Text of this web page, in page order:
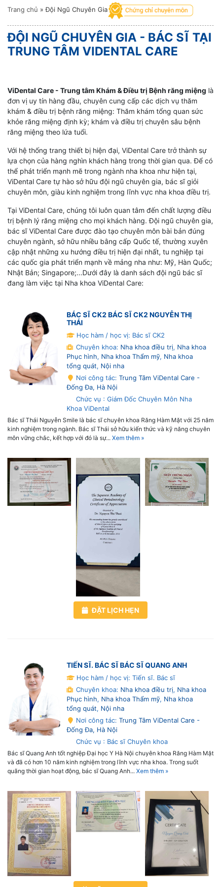
Trang chủ »Đội Ngũ Chuyên Gia
ĐỘI NGŨ CHUYÊN GIA - BÁC SĨ TẠI
TRUNG TÂM VIDENTAL CARE
ViDental Care - Trung tâm Khám & Điều trị Bệnh răng miệng là
đơn vị uy tín hàng đầu, chuyên cung cấp các dịch vụ thăm
khám & điều trị bệnh răng miệng: Thăm khám tổng quan sức
khỏe răng miệng định kỳ; khám và điều trị chuyên sâu bệnh
răng miệng theo lứa tuổi.
Với hệ thống trang thiết bị hiện đại, ViDental Care trở thành sự
lựa chọn của hàng nghìn khách hàng trong thời gian qua. Để có
thể phát triển mạnh mẽ trong ngành nha khoa như hiện tại,
ViDental Care tự hào sở hữu đội ngũ chuyên gia, bác sĩ giỏi
chuyên môn, giàu kinh nghiệm trong lĩnh vực nha khoa điều trị.
Tại ViDental Care, chúng tôi luôn quan tâm đến chất lượng điều
trị bệnh lý răng miệng cho mọi khách hàng. Đội ngũ chuyên gia,
bác sĩ ViDental Care được đào tạo chuyên môn bài bản đúng
chuyên ngành, sở hữu nhiều bằng cấp Quốc tế, thường xuyên
cập nhật những xu hướng điều trị hiện đại nhất, tu nghiệp tại
các quốc gia phát triển mạnh về mảng nha như: Mỹ, Hàn Quốc;
Nhật Bản; Singapore;...Dưới đây là danh sách đội ngũ bác sĩ
đang làm việc tại Nha khoa ViDental Care:
BÁC SĨ CK2 BÁC SĨ CK2 NGUYỄN THỊ
THÁI
Học hàm / học vị: Bác sĩ CK2
Chuyên khoa: Nha khoa điều trị, Nha khoa
Phục hình, Nha khoa Thẩm mỹ, Nha khoa
tổng quát, Nội nha
Nơi công tác: Trung Tâm ViDental Care -
Đống Đa, Hà Nội
Chức vụ : Giám Đốc Chuyên Môn Nha
Khoa ViDental
Bác sĩ Thái Nguyễn Smile là bác sĩ chuyên khoa Răng Hàm Mặt với 25 năm
kinh nghiệm trong ngành. Bác sĩ Thái sở hữu kiến thức và kỹ năng chuyên
môn vững chắc, kết hợp với đó là sự... Xem thêm »
ĐẶT LỊCH HẸN
TIẾN SĨ. BÁC SĨ BÁC SĨ QUANG ANH
Học hàm / học vị: Tiến sĩ. Bác sĩ
Chuyên khoa: Nha khoa điều trị, Nha khoa
Phục hình, Nha khoa Thẩm mỹ, Nha khoa
tổng quát, Nội nha
Nơi công tác: Trung Tâm ViDental Care -
Đống Đa, Hà Nội
Chức vụ : Bác sĩ Chuyên khoa
Bác sĩ Quang Anh tốt nghiệp Đại học Y Hà Nội chuyên khoa Răng Hàm Mặt
và đã có hơn 10 năm kinh nghiệm trong lĩnh vực nha khoa. Trong suốt
quãng thời gian hoạt động, bác sĩ Quang Anh... Xem thêm »